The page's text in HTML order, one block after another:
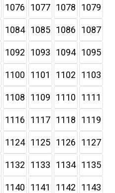
1076 1077 1078 1079
1084 1085 1086 1087
1092 1093 1094 1095
1100 1101 1102 1103
1108 1109 1110 1111
1116 1117 1118 1119
1124 1125 1126 1127
1132 1133 1134 1135
1140 1141 1142 1143